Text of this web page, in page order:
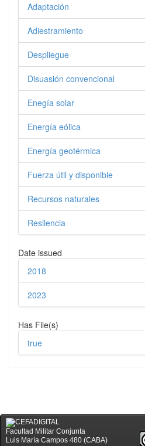
Adaptación
Adiestramiento
Despliegue
Disuasión convencional
Enegía solar
Energía eólica
Energía geotérmica
Fuerza útil y disponible
Recursos naturales
Resilencia
Date issued
2018
2023
Has File(s)
true
Facultad Militar Conjunta
Luis María Campos 480 (CABA)